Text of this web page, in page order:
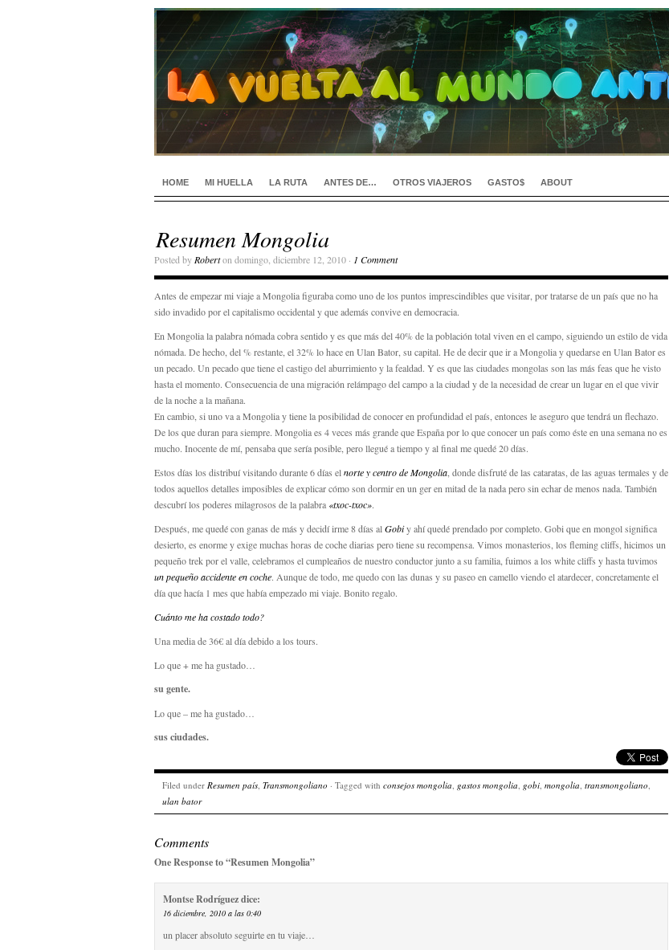
HOME MI HUELLA LA RUTA ANTES DE… OTROS VIAJEROS GASTO$ ABOUT
Resumen Mongolia
Posted by Roberton domingo, diciembre 12, 2010 · 1 Comment
Antes de empezar mi viaje a Mongolia figuraba como uno de los puntos imprescindibles que visitar, por tratarse de un país que no ha
sido invadido por el capitalismo occidental y que además convive en democracia.
En Mongolia la palabra nómada cobra sentido y es que más del 40% de la población total viven en el campo, siguiendo un estilo de vida
nómada. De hecho, del % restante, el 32% lo hace en Ulan Bator, su capital. He de decir que ir a Mongolia y quedarse en Ulan Bator es
un pecado. Un pecado que tiene el castigo del aburrimiento y la fealdad. Y es que las ciudades mongolas son las más feas que he visto
hasta el momento. Consecuencia de una migración relámpago del campo a la ciudad y de la necesidad de crear un lugar en el que vivir
de la noche a la mañana.
En cambio, si uno va a Mongolia y tiene la posibilidad de conocer en profundidad el país, entonces le aseguro que tendrá un flechazo.
De los que duran para siempre. Mongolia es 4 veces más grande que España por lo que conocer un país como éste en una semana no es
mucho. Inocente de mí, pensaba que sería posible, pero llegué a tiempo y al final me quedé 20 días.
Estos días los distribuí visitando durante 6 días elnorte y centro de Mongolia , donde disfruté de las cataratas, de las aguas termales y de
todos aquellos detalles imposibles de explicar cómo son dormir en un ger en mitad de la nada pero sin echar de menos nada. También
descubrí los poderes milagrosos de la palabra «txoc-txoc».
Después, me quedé con ganas de más y decidí irme 8 días alGobiy ahí quedé prendado por completo. Gobi que en mongol significa
desierto, es enorme y exige muchas horas de coche diarias pero tiene su recompensa. Vimos monasterios, los fleming cliffs, hicimos un
pequeño trek por el valle, celebramos el cumpleaños de nuestro conductor junto a su familia, fuimos a los white cliffs y hasta tuvimos
un pequeño accidente en coche. Aunque de todo, me quedo con las dunas y su paseo en camello viendo el atardecer, concretamente el
día que hacía 1 mes que había empezado mi viaje. Bonito regalo.
Cuánto me ha costado todo?
Una media de 36€ al día debido a los tours.
Lo que + me ha gustado…
su gente.
Lo que – me ha gustado…
sus ciudades.
Filed under Resumen país, Transmongoliano · Tagged with consejos mongolia, gastos mongolia, gobi, mongolia, transmongoliano,
ulan bator
Comments
One Response to “Resumen Mongolia”
Montse Rodríguezdice:
16 diciembre, 2010 a las 0:40
un placer absoluto seguirte en tu viaje…